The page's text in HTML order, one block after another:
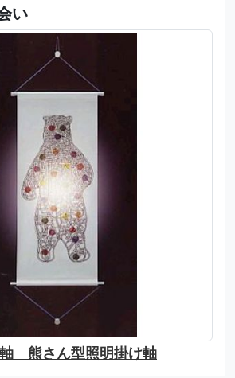
い
熊さん型照明掛け軸